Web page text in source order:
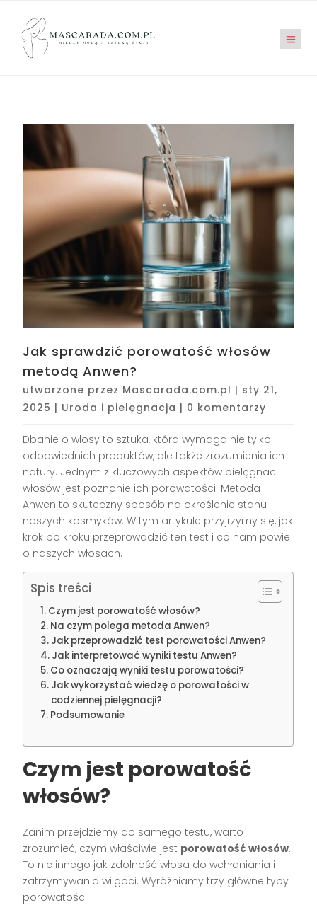
Jak sprawdzić porowatość włosów
metodą Anwen?
utworzone przez Mascarada.com.pl | sty 21,
2025 | Uroda i pielęgnacja | 0 komentarzy
Dbanie o włosy to sztuka, która wymaga nie tylko
odpowiednich produktów, ale także zrozumienia ich
natury. Jednym z kluczowych aspektów pielęgnacji
włosów jest poznanie ich porowatości. Metoda
Anwen to skuteczny sposób na określenie stanu
naszych kosmyków. W tym artykule przyjrzymy się, jak
krok po kroku przeprowadzić ten test i co nam powie
o naszych włosach.
Spis treści
Czym jest porowatość włosów?
Na czym polega metoda Anwen?
Jak przeprowadzić test porowatości Anwen?
Jak interpretować wyniki testu Anwen?
Co oznaczają wyniki testu porowatości?
Jak wykorzystać wiedzę o porowatości w
codziennej pielęgnacji?
Podsumowanie
Czym jest porowatość
włosów?
Zanim przejdziemy do samego testu, warto
zrozumieć, czym właściwie jest porowatość włosów.
To nic innego jak zdolność włosa do wchłaniania i
zatrzymywania wilgoci. Wyróżniamy trzy główne typy
porowatości: